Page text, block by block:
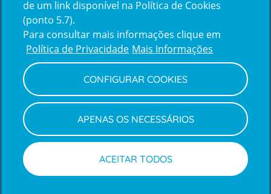
Reclamações
e
elogios
Policy
Política de Privacidade e Cookies
Termos e Condições
Declaração de Acessibilidade
Canal de Denúncias
Informações legais
de um link disponível na Política de Cookies
(ponto 5.7).
Para consultar mais informações clique em
Política de Privacidade Mais Informações
CONFIGURAR COOKIES
APENAS OS NECESSÁRIOS
ACEITAR TODOS